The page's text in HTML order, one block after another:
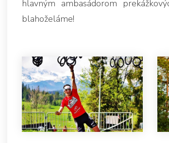
hlavným ambasádorom
blahoželáme!